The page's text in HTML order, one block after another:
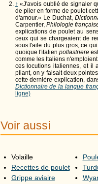
↑ «J'avois oublié de signaler
de plier en forme de poulet
d'amour.» Le Duchat,
Carpentier, Philologie
explications de poulet au
ceux qui se chargeaient de
sous l'aile du plus gros, ce
quoique l'italien pollastriere
comme les Italiens
ces locutions italiennes, et il
pliant, on y faisait deux
cette dernière explication,
Dictionnaire de la langue
ligne)
Voir aussi
Volaille
Recettes de poulet
Grippe aviaire